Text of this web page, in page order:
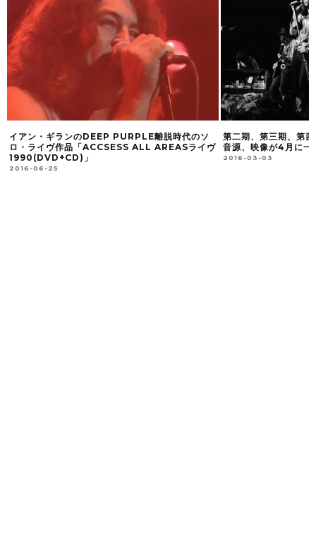
イアン・ギランのDEEP PURPLE離脱時代のソ
ロ・ライヴ作品「ACCSESS ALL AREASライヴ
1990(DVD+CD)」
2016-06-25
第二期、第三期、第
音源、映像が4月に一
2016-03-03